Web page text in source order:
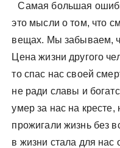
Самая большая
это мысли о том, что
вещах. Мы забываем,
Цена жизни другого
то спас нас своей
не ради славы и
умер за нас на
прожигали жизнь без
в жизни стала для нас